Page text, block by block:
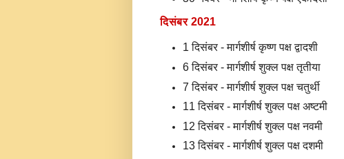
दिसंबर 2021
1 दिसंबर -मार्गशीर्ष कृष्ण पक्ष द्वादशी
6 दिसंबर -मार्गशीर्ष शुक्ल पक्ष तृतीया
7 दिसंबर -मार्गशीर्ष शुक्ल पक्ष चतुर्थी
11 दिसंबर - मार्गशीर्ष शुक्ल पक्ष अष्टमी
12दिसंबर -मार्गशीर्ष शुक्ल पक्ष नवमी
13 दिसंबर -मार्गशीर्ष शुक्ल पक्ष दशमी